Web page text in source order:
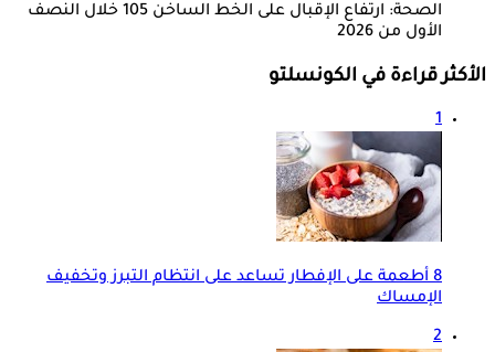
الصحة: ارتفاع الإقبال على الخط الساخن 105 خلال النصف
الأول من 2026
الأكثر قراءة في الكونسلتو
1
8 أطعمة على الإفطار تساعد على انتظام التبرز وتخفيف
الإمساك
2